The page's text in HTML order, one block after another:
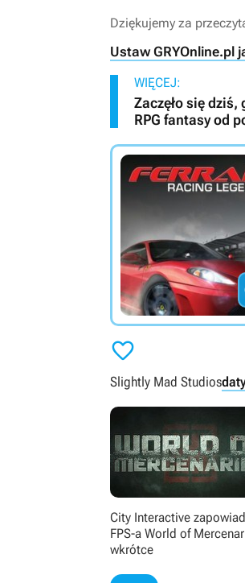
Dziękujemy za
Ustaw GRYOnline.pl
WIĘCEJ:
Zaczęło się
RPG fantasy od

Slightly Mad Studios
City Interactive
FPS-a World of
wkrótce